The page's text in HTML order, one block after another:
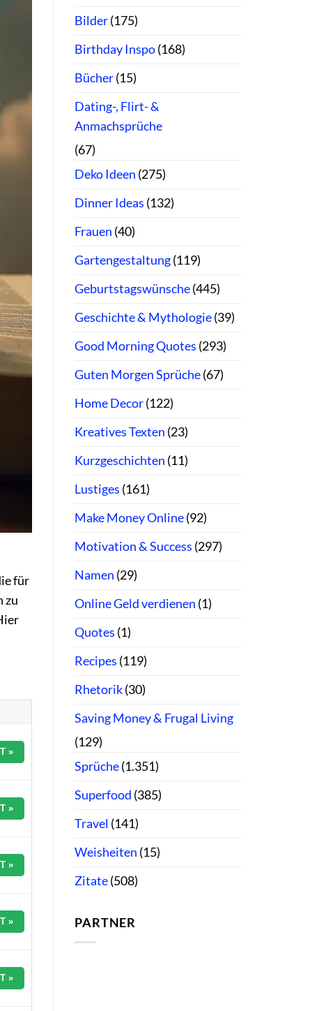
für
zu
»
»
»
»
»
Bilder(175)
Birthday Inspo(168)
Bücher(15)
Dating-, Flirt- &
Anmachsprüche
(67)
Deko Ideen (275)
Dinner Ideas (132)
Frauen (40)
Gartengestaltung(119)
Geburtstagswünsche(445)
Geschichte & Mythologie(39)
Good Morning Quotes (293)
Guten Morgen Sprüche(67)
Home Decor(122)
Kreatives Texten (23)
Kurzgeschichten (11)
Lustiges (161)
Make Money Online(92)
Motivation & Success (297)
Namen (29)
Online Geld verdienen (1)
Quotes (1)
Recipes (119)
Rhetorik(30)
Saving Money & Frugal Living
(129)
Sprüche(1.351)
Superfood (385)
Travel (141)
Weisheiten (15)
Zitate(508)
PARTNER